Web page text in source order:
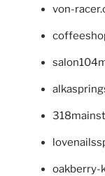
von-
oakberry-